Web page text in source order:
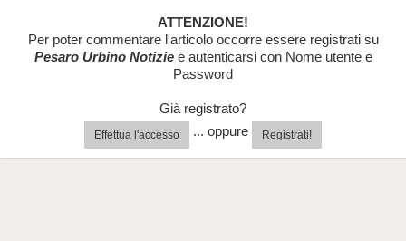
ATTENZIONE!
Per poter commentare l'articolo occorre essere registrati su
Pesaro Urbino Notiziee autenticarsi con Nome utente e
Password
Già registrato?
Effettua l'accesso ... oppure Registrati!